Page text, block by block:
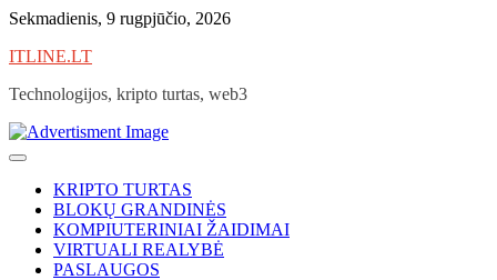
Skip
content
Sekmadienis, 9 rugpjūčio, 2026
ITLINE.LT
Technologijos, kripto turtas, web3
KRIPTO TURTAS
BLOKŲ GRANDINĖS
KOMPIUTERINIAI ŽAIDIMAI
VIRTUALI REALYBĖ
PASLAUGOS